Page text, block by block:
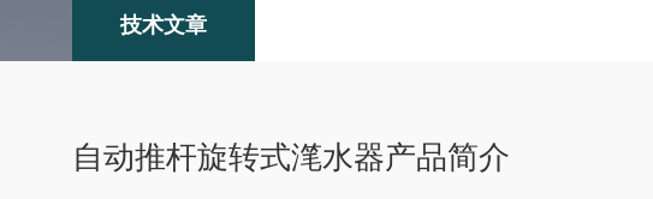
技术文章
自动推杆旋转式滗水器产品简介